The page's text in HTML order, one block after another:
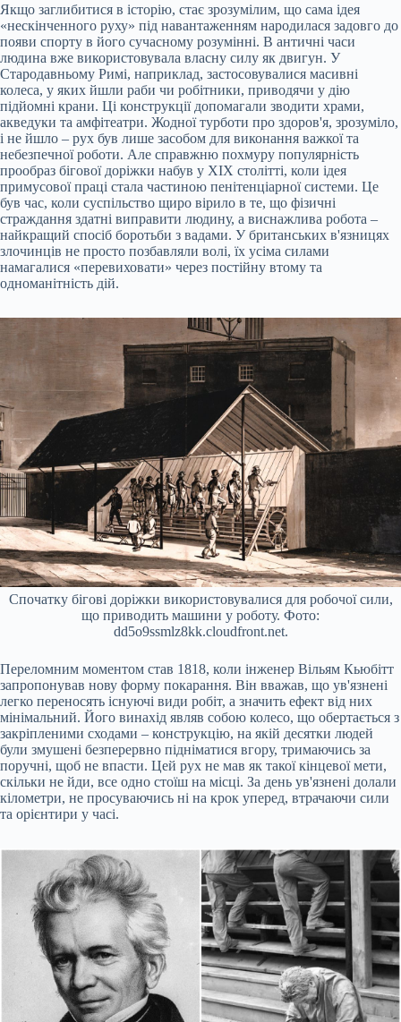
Якщо заглибитися в історію, стає зрозумілим, що сама ідея
«нескінченного руху» під навантаженням народилася задовго до
появи спорту в його сучасному розумінні. В античні часи
людина вже використовувала власну силу як двигун. У
Стародавньому Римі, наприклад, застосовувалися масивні
колеса, у яких йшли раби чи робітники, приводячи у дію
підйомні крани. Ці конструкції допомагали зводити храми,
акведуки та амфітеатри. Жодної турботи про здоров'я, зрозуміло,
і не йшло – рух був лише засобом для виконання важкої та
небезпечної роботи. Але справжню похмуру популярність
прообраз бігової доріжки набув у ХІХ столітті, коли ідея
примусової праці стала частиною пенітенціарної системи. Це
був час, коли суспільство щиро вірило в те, що фізичні
страждання здатні виправити людину, а виснажлива робота –
найкращий спосіб боротьби з вадами. У британських в'язницях
злочинців не просто позбавляли волі, їх усіма силами
намагалися «перевиховати» через постійну втому та
одноманітність дій.
Спочатку бігові доріжки використовувалися для робочої сили,
що приводить машини у роботу. Фото:
dd5o9ssmlz8kk.cloudfront.net.
Переломним моментом став 1818, коли інженер Вільям Кьюбітт
запропонував нову форму покарання. Він вважав, що ув'язнені
легко переносять існуючі види робіт, а значить ефект від них
мінімальний. Його винахід являв собою колесо, що обертається з
закріпленими сходами – конструкцію, на якій десятки людей
були змушені безперервно підніматися вгору, тримаючись за
поручні, щоб не впасти. Цей рух не мав як такої кінцевої мети,
скільки не йди, все одно стоїш на місці. За день ув'язнені долали
кілометри, не просуваючись ні на крок уперед, втрачаючи сили
та орієнтири у часі.